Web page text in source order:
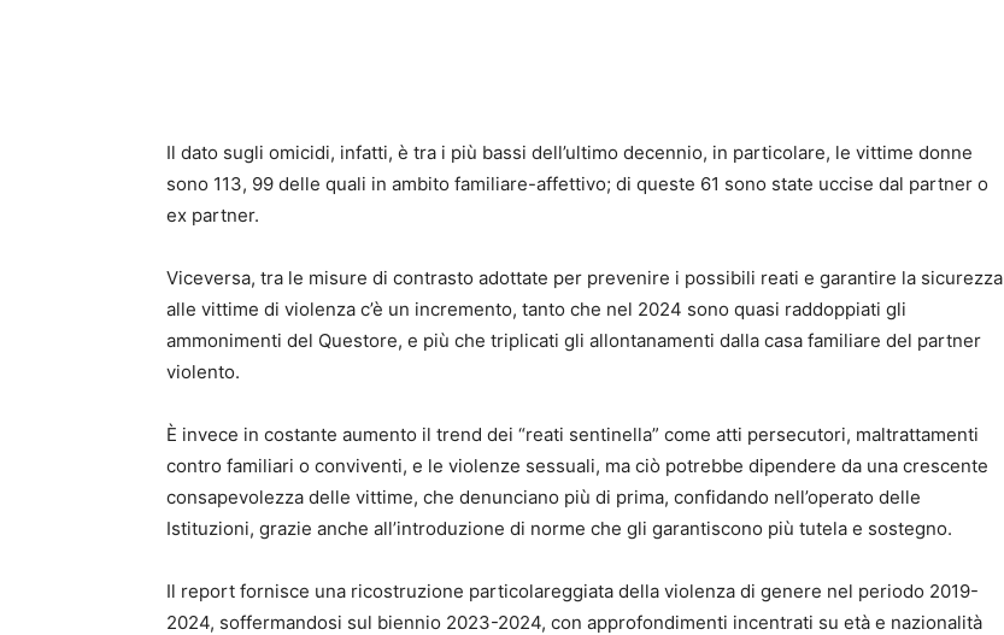
Il dato sugli omicidi, infatti, è tra i più bassi dell’ultimo decennio, in particolare, le vittime donne
sono 113, 99 delle quali in ambito familiare-affettivo; di queste 61 sono state uccise dal partner o
ex partner.
Viceversa, tra le misure di contrasto adottate per prevenire i possibili reati e garantire la sicurezza
alle vittime di violenza c’è un incremento, tanto che nel 2024 sono quasi raddoppiati gli
ammonimenti del Questore, e più che triplicati gli allontanamenti dalla casa familiare del partner
violento.
È invece in costante aumento il trend dei “reati sentinella” come atti persecutori, maltrattamenti
contro familiari o conviventi, e le violenze sessuali, ma ciò potrebbe dipendere da una crescente
consapevolezza delle vittime, che denunciano più di prima, confidando nell’operato delle
Istituzioni, grazie anche all’introduzione di norme che gli garantiscono più tutela e sostegno.
Il report fornisce una ricostruzione particolareggiata della violenza di genere nel periodo 2019-
2024, soffermandosi sul biennio 2023-2024, con approfondimenti incentrati su età e nazionalità